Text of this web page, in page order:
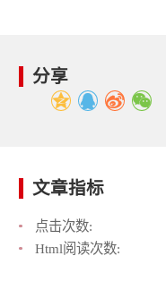
分享
文章指标
点击次数:
Html阅读次数: